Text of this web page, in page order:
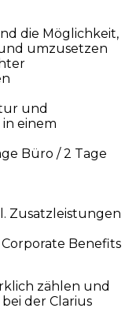
die Möglichkeit,
umzusetzen
und
einem
Büro / 2 Tage
Zusatzleistungen
Benefits
zählen und
der Clarius